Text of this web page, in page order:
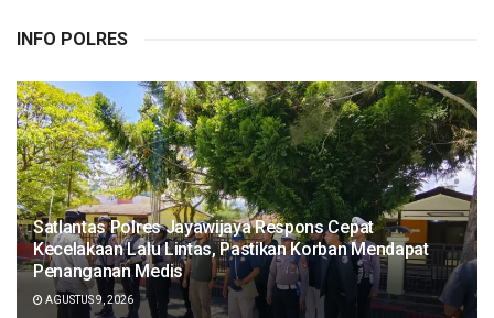
INFO POLRES
Satlantas Polres Jayawijaya Respons Cepat
Kecelakaan Lalu Lintas, Pastikan Korban Mendapat
Penanganan Medis
AGUSTUS 9, 2026